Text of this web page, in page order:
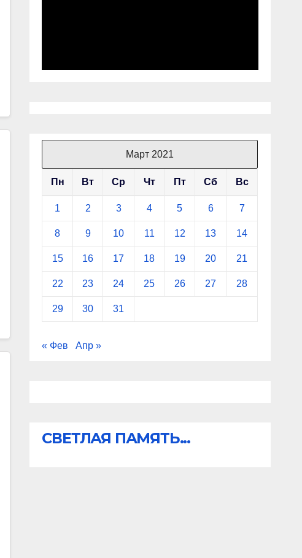
Март 2021
Пн Вт Ср Чт Пт Сб Вс
1 2 3 4 5 6 7
8 9 10 11 12 13 14
15 16 17 18 19 20 21
22 23 24 25 26 27 28
29 30 31
« Фев Апр »
СВЕТЛАЯ ПАМЯТЬ...